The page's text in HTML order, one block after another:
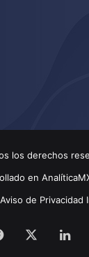
los derechos
en
Aviso de Privacidad
Facebook